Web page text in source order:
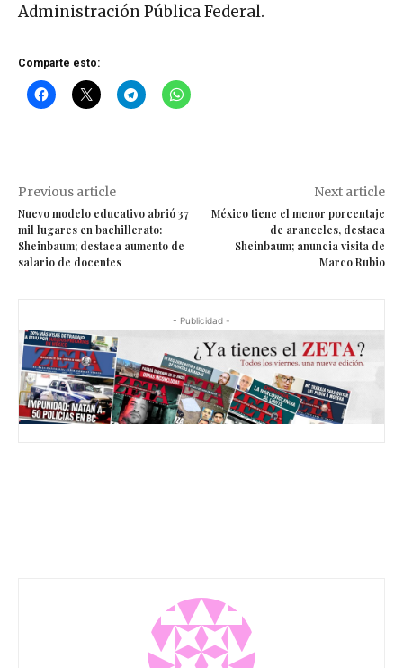
Administración Pública Federal.
Comparte esto:
Previous article
Nuevo modelo educativo abrió 37
mil lugares en bachillerato:
Sheinbaum; destaca aumento de
salario de docentes
Next article
México tiene el menor porcentaje
de aranceles, destaca
Sheinbaum; anuncia visita de
Marco Rubio
- Publicidad -